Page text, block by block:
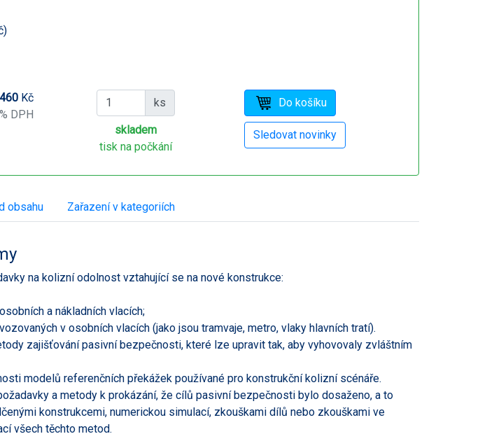
460Kč
DPH
ks
skladem
tisk na počkání
obsahu Zařazení v kategoriích
na kolizní odolnost vztahující se na nové konstrukce:
a nákladních vlacích;
v osobních vlacích (jako jsou tramvaje, metro, vlaky hlavních tratí).
zajišťování pasivní bezpečnosti, které lze upravit tak, aby vyhovovaly zvláštním
modelů referenčních překážek používané pro konstrukční kolizní scénáře.
a metody k prokázání, že cílů pasivní bezpečnosti bylo dosaženo, a to
konstrukcemi, numerickou simulací, zkouškami dílů nebo zkouškami ve
všech těchto metod.